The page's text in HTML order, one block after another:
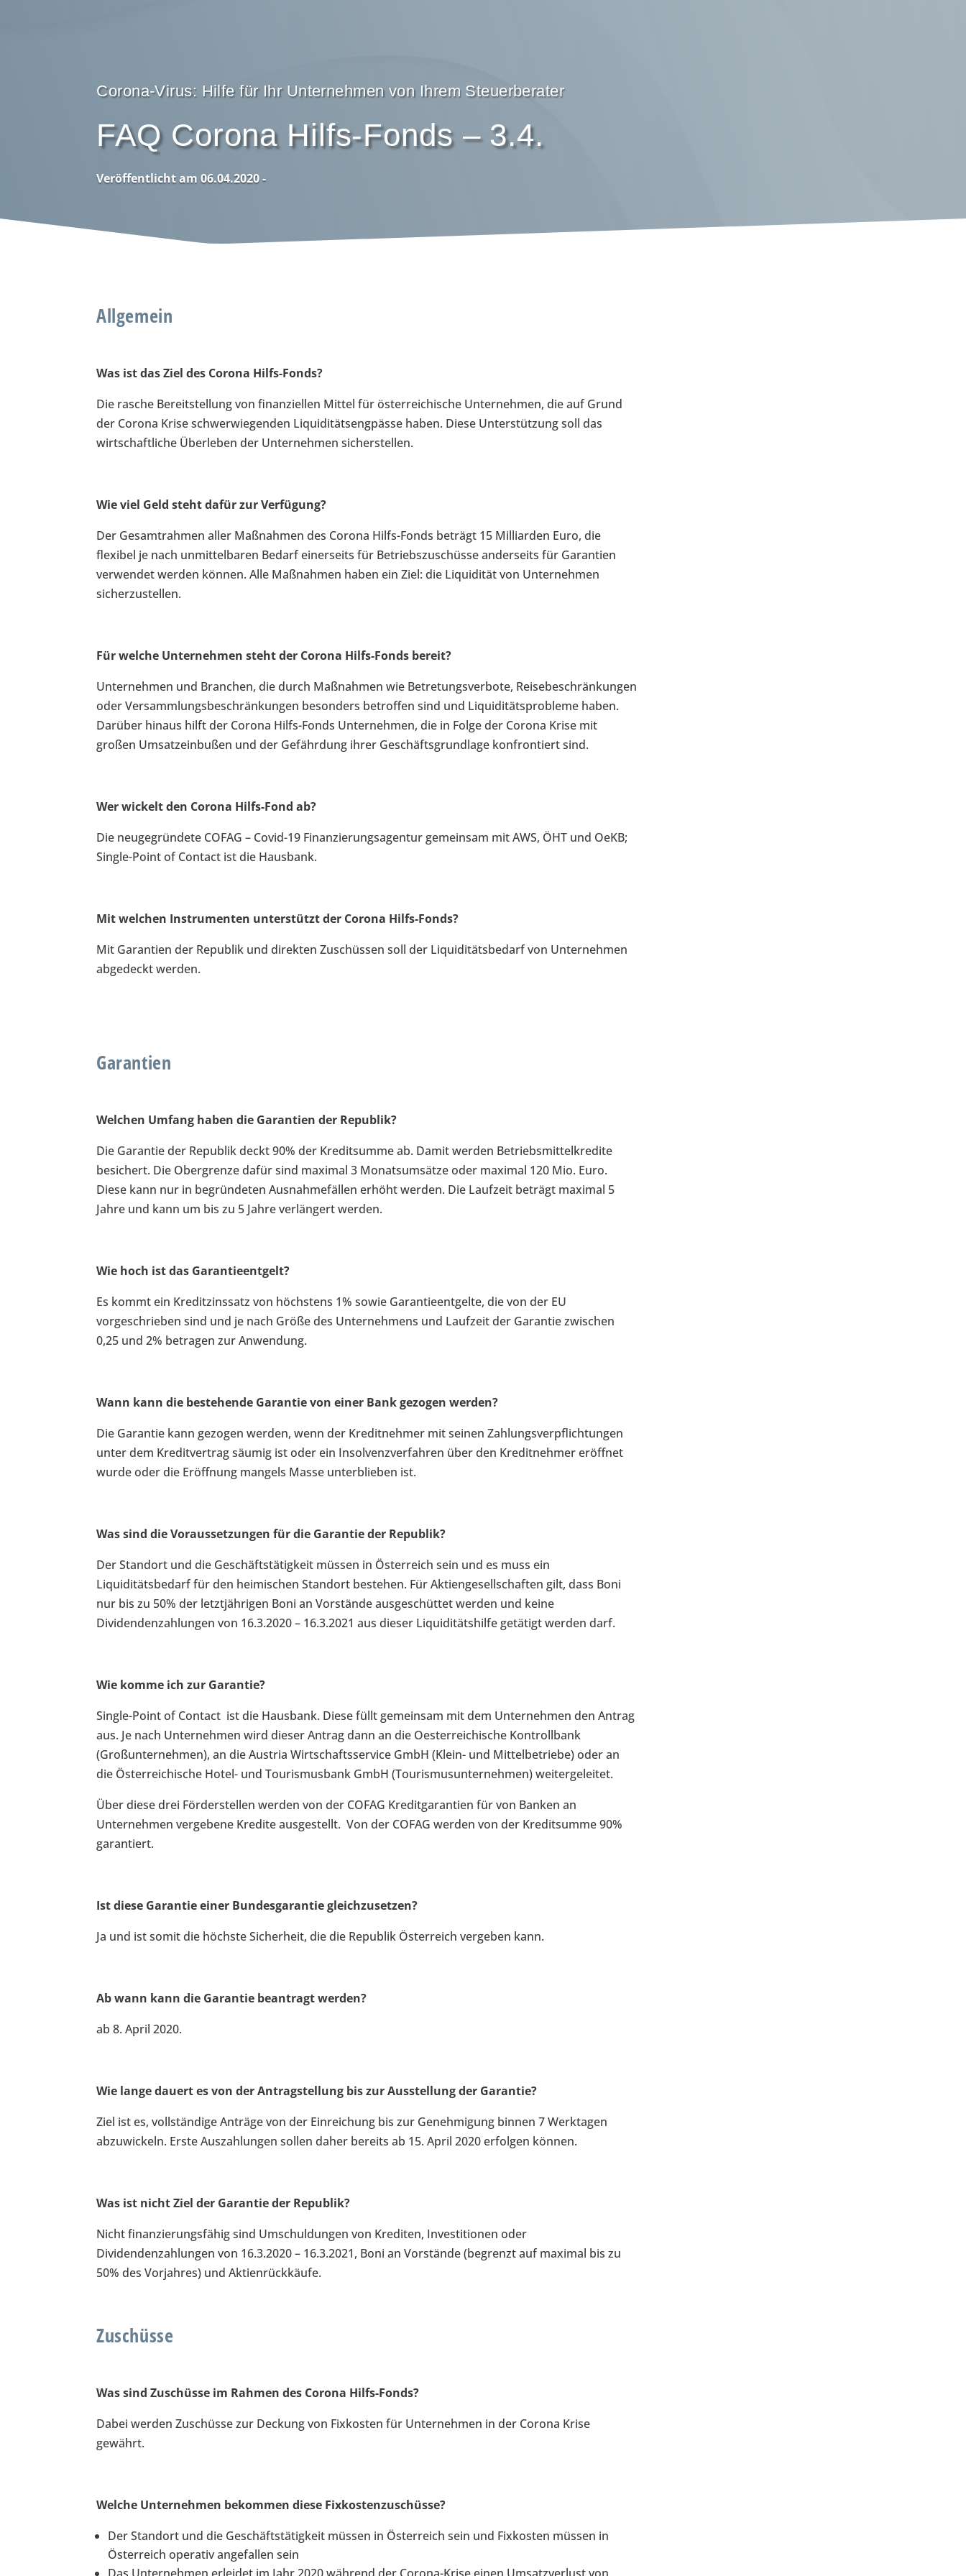
Corona-Virus: Hilfe für Ihr Unternehmen von Ihrem Steuerberater
FAQ Corona Hilfs-Fonds – 3.4.
Veröffentlicht am 06.04.2020 -
Allgemein
Was ist das Ziel des Corona Hilfs-Fonds?
Die rasche Bereitstellung von finanziellen Mittel für österreichische Unternehmen, die auf Grund
der Corona Krise schwerwiegenden Liquiditätsengpässe haben. Diese Unterstützung soll das
wirtschaftliche Überleben der Unternehmen sicherstellen.
Wie viel Geld steht dafür zur Verfügung?
Der Gesamtrahmen aller Maßnahmen des Corona Hilfs-Fonds beträgt 15 Milliarden Euro, die
flexibel je nach unmittelbaren Bedarf einerseits für Betriebszuschüsse anderseits für Garantien
verwendet werden können. Alle Maßnahmen haben ein Ziel: die Liquidität von Unternehmen
sicherzustellen.
Für welche Unternehmen steht der Corona Hilfs-Fonds bereit?
Unternehmen und Branchen, die durch Maßnahmen wie Betretungsverbote, Reisebeschränkungen
oder Versammlungsbeschränkungen besonders betroffen sind und Liquiditätsprobleme haben.
Darüber hinaus hilft der Corona Hilfs-Fonds Unternehmen, die in Folge der Corona Krise mit
großen Umsatzeinbußen und der Gefährdung ihrer Geschäftsgrundlage konfrontiert sind.
Wer wickelt den Corona Hilfs-Fond ab?
Die neugegründete COFAG – Covid-19 Finanzierungsagentur gemeinsam mit AWS, ÖHT und OeKB;
Single-Point of Contact ist die Hausbank.
Mit welchen Instrumenten unterstützt der Corona Hilfs-Fonds?
Mit Garantien der Republik und direkten Zuschüssen soll der Liquiditätsbedarf von Unternehmen
abgedeckt werden.
Garantien
Welchen Umfang haben die Garantien der Republik?
Die Garantie der Republik deckt 90% der Kreditsumme ab. Damit werden Betriebsmittelkredite
besichert. Die Obergrenze dafür sind maximal 3 Monatsumsätze oder maximal 120 Mio. Euro.
Diese kann nur in begründeten Ausnahmefällen erhöht werden. Die Laufzeit beträgt maximal 5
Jahre und kann um bis zu 5 Jahre verlängert werden.
Wie hoch ist das Garantieentgelt?
Es kommt ein Kreditzinssatz von höchstens 1% sowie Garantieentgelte, die von der EU
vorgeschrieben sind und je nach Größe des Unternehmens und Laufzeit der Garantie zwischen
0,25 und 2% betragen zur Anwendung.
Wann kann die bestehende Garantie von einer Bank gezogen werden?
Die Garantie kann gezogen werden, wenn der Kreditnehmer mit seinen Zahlungsverpflichtungen
unter dem Kreditvertrag säumig ist oder ein Insolvenzverfahren über den Kreditnehmer eröffnet
wurde oder die Eröffnung mangels Masse unterblieben ist.
Was sind die Voraussetzungen für die Garantie der Republik?
Der Standort und die Geschäftstätigkeit müssen in Österreich sein und es muss ein
Liquiditätsbedarf für den heimischen Standort bestehen. Für Aktiengesellschaften gilt, dass Boni
nur bis zu 50% der letztjährigen Boni an Vorstände ausgeschüttet werden und keine
Dividendenzahlungen von 16.3.2020 – 16.3.2021 aus dieser Liquiditätshilfe getätigt werden darf.
Wie komme ich zur Garantie?
Single-Point of Contact ist die Hausbank. Diese füllt gemeinsam mit dem Unternehmen den Antrag
aus. Je nach Unternehmen wird dieser Antrag dann an die Oesterreichische Kontrollbank
(Großunternehmen), an die Austria Wirtschaftsservice GmbH (Klein- und Mittelbetriebe) oder an
die Österreichische Hotel- und Tourismusbank GmbH (Tourismusunternehmen) weitergeleitet.
Über diese drei Förderstellen werden von der COFAG Kreditgarantien für von Banken an
Unternehmen vergebene Kredite ausgestellt. Von der COFAG werden von der Kreditsumme 90%
garantiert.
Ist diese Garantie einer Bundesgarantie gleichzusetzen?
Ja und ist somit die höchste Sicherheit, die die Republik Österreich vergeben kann.
Ab wann kann die Garantie beantragt werden?
ab 8. April 2020.
Wie lange dauert es von der Antragstellung bis zur Ausstellung der Garantie?
Ziel ist es, vollständige Anträge von der Einreichung bis zur Genehmigung binnen 7 Werktagen
abzuwickeln. Erste Auszahlungen sollen daher bereits ab 15. April 2020 erfolgen können.
Was ist nicht Ziel der Garantie der Republik?
Nicht finanzierungsfähig sind Umschuldungen von Krediten, Investitionen oder
Dividendenzahlungen von 16.3.2020 – 16.3.2021, Boni an Vorstände (begrenzt auf maximal bis zu
50% des Vorjahres) und Aktienrückkäufe.
Zuschüsse
Was sind Zuschüsse im Rahmen des Corona Hilfs-Fonds?
Dabei werden Zuschüsse zur Deckung von Fixkosten für Unternehmen in der Corona Krise
gewährt.
Welche Unternehmen bekommen diese Fixkostenzuschüsse?
Der Standort und die Geschäftstätigkeit müssen in Österreich sein und Fixkosten müssen in
Österreich operativ angefallen sein